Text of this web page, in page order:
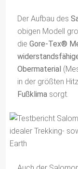
Der Aufbau des
obigen Modell
die Gore-Tex®
Obermaterial
in der größten
Fußklima sorgt.